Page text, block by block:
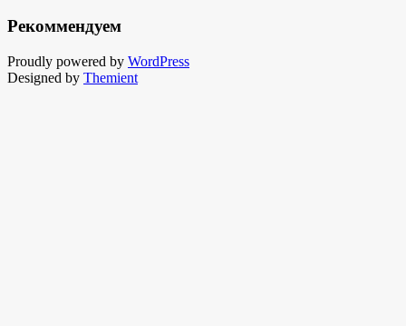
Рекоммендуем
Proudly powered by WordPress
Designed by Themient